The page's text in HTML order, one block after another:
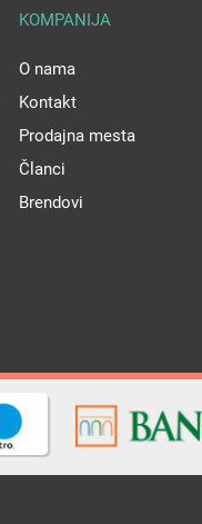
KOMPANIJA
O nama
Kontakt
Prodajna mesta
Članci
Brendovi